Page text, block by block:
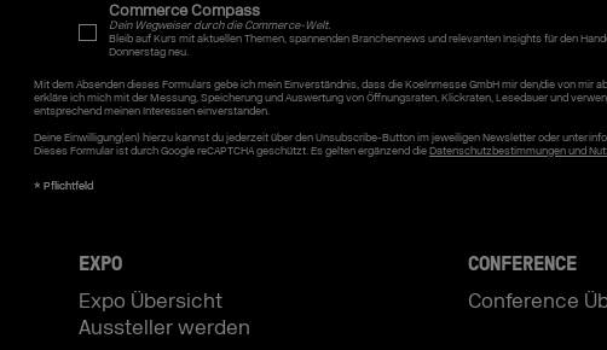
Commerce Compass
Dein Wegweiser durch die Commerce-Welt.
Bleib auf Kurs mit aktuellen Themen, spannenden Branchennews und relevanten Insights für den
Donnerstag neu.
Mit dem Absenden dieses Formulars gebe ich mein Einverständnis, dass die Koelnmesse GmbH mir den/die von
erkläre ich mich mit der Messung, Speicherung und Auswertung von Öffnungsraten, Klickraten, Lesedauer und
entsprechend meinen Interessen einverstanden.
Deine Einwilligung(en) hierzu kannst du jederzeit über den Unsubscribe-Button im jeweiligen Newsletter oder unter
Dieses Formular ist durch Google reCAPTCHA geschützt. Es gelten ergänzend dieDatenschutzbestimmungen und
EXPO
Expo Übersicht
Aussteller werden
CONFERENCE
Conference